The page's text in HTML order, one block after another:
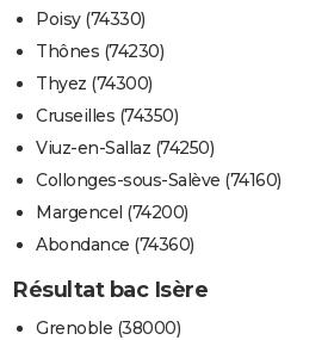
Poisy (74330)
Thônes (74230)
Thyez (74300)
Cruseilles (74350)
Viuz-en-Sallaz (74250)
Collonges-sous-Salève (74160)
Margencel (74200)
Abondance (74360)
Résultat bac Isère
Grenoble (38000)